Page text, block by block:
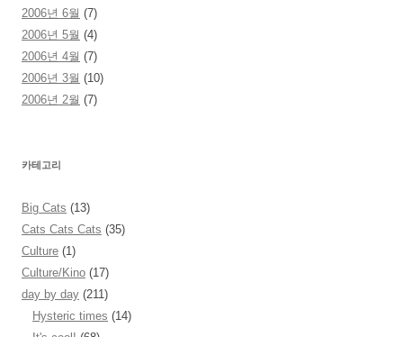
2006년 6월 (7)
2006년 5월 (4)
2006년 4월 (7)
2006년 3월 (10)
2006년 2월 (7)
카테고리
Big Cats (13)
Cats Cats Cats (35)
Culture (1)
Culture/Kino (17)
day by day (211)
Hysteric times (14)